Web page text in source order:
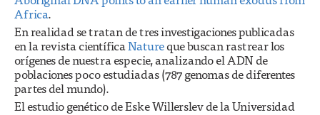
Africa.
En realidad se tratan de tres investigaciones publicadas
en la revista científicaNatureque buscan rastrear los
orígenes de nuestra especie, analizando el ADN de
poblaciones poco estudiadas (787 genomas de diferentes
partes del mundo).
El estudio genético de Eske Willerslev de la Universidad